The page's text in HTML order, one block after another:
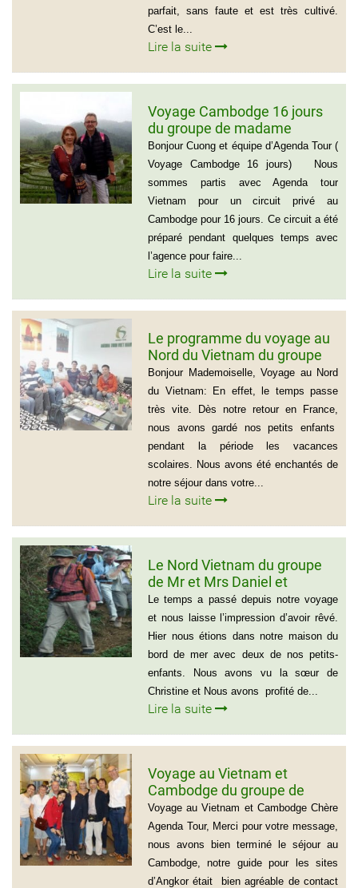
parfait, sans faute et est très cultivé.
C’est le...
Lire la suite
Voyage Cambodge 16 jours
du groupe de madame
Danielle et Monsieur Jean
Luc 0033 – 06 88 20 18 95
Bonjour Cuong et équipe d’Agenda Tour (
Voyage Cambodge 16 jours) Nous
sommes partis avec Agenda tour
Vietnam pour un circuit privé au
Cambodge pour 16 jours. Ce circuit a été
préparé pendant quelques temps avec
l’agence pour faire...
Lire la suite
Le programme du voyage au
Nord du Vietnam du groupe
de Madame Jacqueline
MONTAGNE
Bonjour Mademoiselle, Voyage au Nord
du Vietnam: En effet, le temps passe
très vite. Dès notre retour en France,
nous avons gardé nos petits enfants
pendant la période les vacances
scolaires. Nous avons été enchantés de
notre séjour dans votre...
Lire la suite
Le Nord Vietnam du groupe
de Mr et Mrs Daniel et
Christine
Le temps a passé depuis notre voyage
et nous laisse l’impression d’avoir rêvé.
Hier nous étions dans notre maison du
bord de mer avec deux de nos petits-
enfants. Nous avons vu la sœur de
Christine et Nous avons profité de...
Lire la suite
Voyage au Vietnam et
Cambodge du groupe de
madame Josette et Michel
GUILLON ( 6 personnes) 37
jours
Voyage au Vietnam et Cambodge Chère
Agenda Tour, Merci pour votre message,
nous avons bien terminé le séjour au
Cambodge, notre guide pour les sites
d’Angkor était bien agréable de contact